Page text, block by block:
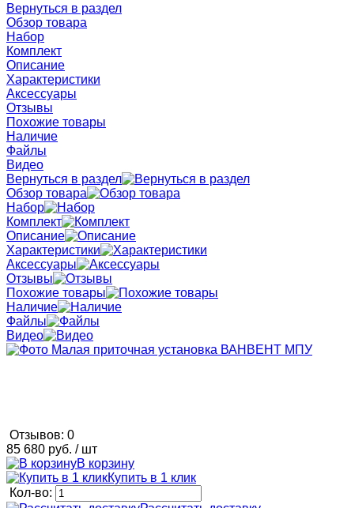
Вернуться в раздел
Обзор товара
Набор
Комплект
Описание
Характеристики
Аксессуары
Отзывы
Похожие товары
Наличие
Файлы
Видео
Вернуться в раздел
Обзор товара
Набор
Комплект
Описание
Характеристики
Аксессуары
Отзывы
Похожие товары
Наличие
Файлы
Видео
Отзывов: 0
85 680 руб. / шт
В корзину
Купить в 1 клик
Кол-во: